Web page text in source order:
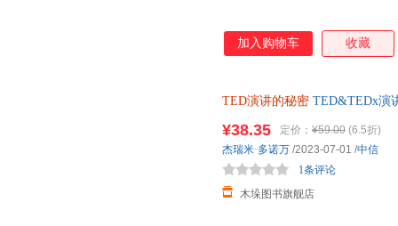
加入购物车 收藏
TED演讲的秘密 TED&TEDx演
¥38.35 定价： ¥59.00 (6.5折)
木垛图书旗舰店
1条评论
杰瑞米·多诺万 /2023-07-01 /中信